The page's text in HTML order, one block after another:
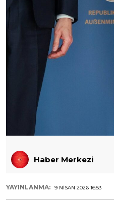
Haber Merkezi
YAYINLANMA: 9 NISAN 2026 16:53